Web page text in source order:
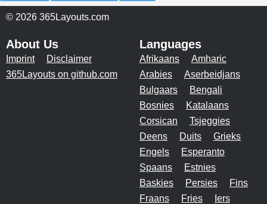
© 2026 365Layouts.com
About Us
Imprint
Disclaimer
365Layouts on github.com
Languages
Afrikaans
Amharic
Arabies
Aserbeidjans
Bulgaars
Bengali
Bosnies
Katalaans
Corsican
Tsjeggies
Deens
Duits
Grieks
Engels
Esperanto
Spaans
Estnies
Baskies
Persies
Fins
Fraans
Fries
Iers